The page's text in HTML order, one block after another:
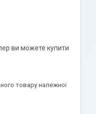
ви можете купити